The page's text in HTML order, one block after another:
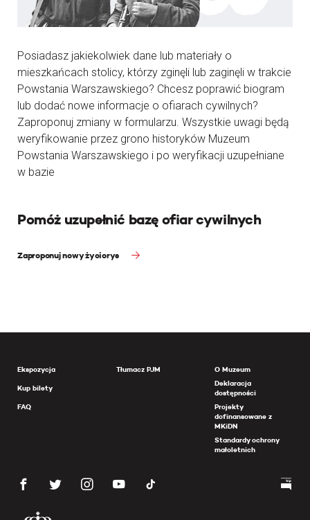
Posiadasz jakiekolwiek dane lub materiały o
mieszkańcach stolicy, którzy zginęli lub zaginęli w trakcie
Powstania Warszawskiego? Chcesz poprawić biogram
lub dodać nowe informacje o ofiarach cywilnych?
Zaproponuj zmiany w formularzu. Wszystkie uwagi będą
weryfikowanie przez grono historyków Muzeum
Powstania Warszawskiego i po weryfikacji uzupełniane
w bazie
Pomóż uzupełnić bazę ofiar cywilnych
Zaproponuj nowy życiorys
Ekspozycja
Kup bilety
FAQ
Tłumacz PJM
O Muzeum
Deklaracja
dostępności
Projekty
dofinansowane z
MKiDN
Standardy ochrony
małoletnich